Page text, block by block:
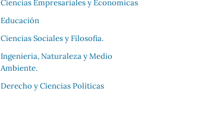
Ciencias Empresariales y Economicas
Educación
Ciencias Sociales y Filosofia.
Ingenieria, Naturaleza y Medio
Ambiente.
Derecho y Ciencias Políticas